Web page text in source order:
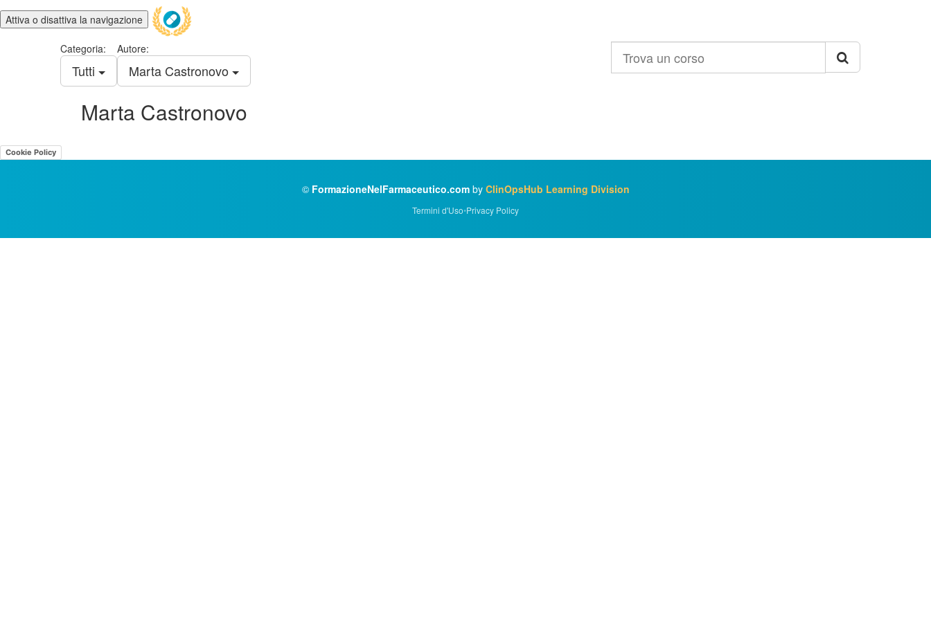
Attiva o disattiva la navigazione
Categoria:
Tutti
Autore:
Marta Castronovo
corso
Marta Castronovo
Cookie Policy
© FormazioneNelFarmaceutico.comby ClinOpsHub Learning Division
Termini d'Uso•Privacy Policy